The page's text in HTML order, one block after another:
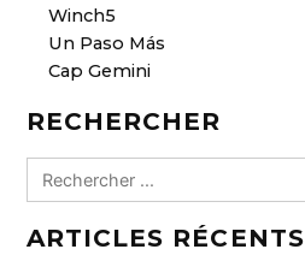
Winch5
Un Paso Más
Cap Gemini
RECHERCHER
e
hARTICLES RÉCENTS